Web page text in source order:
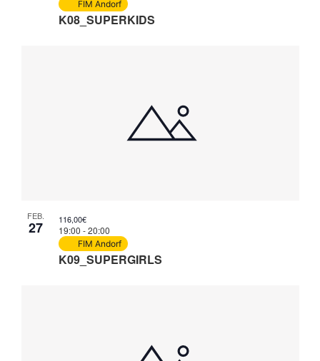
K08_SUPERKIDS
FIM Andorf
FEB.
27
K09_SUPERGIRLS
19:00 -20:00
FIM Andorf
116,00€